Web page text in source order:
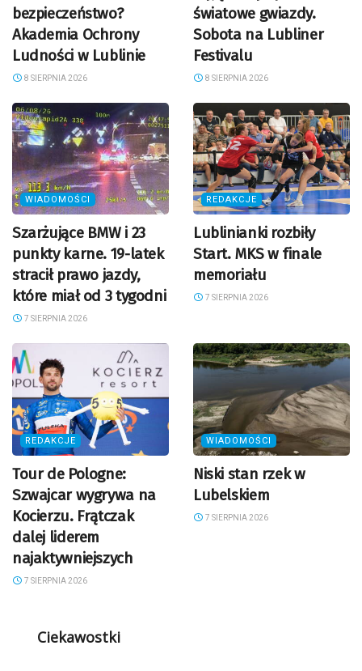
bezpieczeństwo?
Akademia Ochrony
Ludności w Lublinie
8 SIERPNIA 2026
światowe gwiazdy.
Sobota na Lubliner
Festivalu
8 SIERPNIA 2026
WIADOMOŚCI
Szarżujące BMW i 23
punkty karne. 19-latek
stracił prawo jazdy,
które miał od 3 tygodni
7 SIERPNIA 2026
REDAKCJE
Lublinianki rozbiły
Start. MKS w finale
memoriału
7 SIERPNIA 2026
REDAKCJE
Tour de Pologne:
Szwajcar wygrywa na
Kocierzu. Frątczak
dalej liderem
najaktywniejszych
7 SIERPNIA 2026
WIADOMOŚCI
Niski stan rzek w
Lubelskiem
7 SIERPNIA 2026
Ciekawostki